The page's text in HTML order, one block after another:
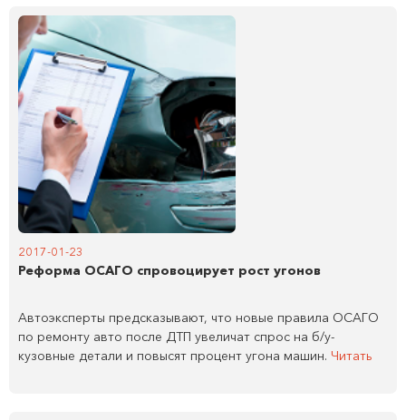
2017-01-23
Реформа ОСАГО спровоцирует рост угонов
Автоэксперты предсказывают, что новые правила ОСАГО
по ремонту авто после ДТП увеличат спрос на б/у-
кузовные детали и повысят процент угона машин. Читать